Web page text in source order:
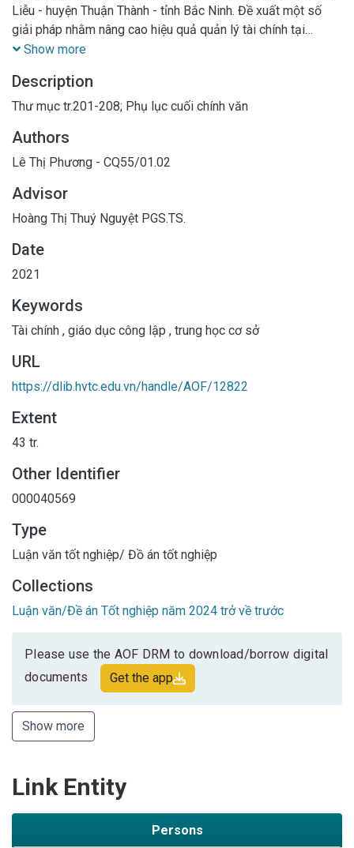
Liễu - huyện Thuận Thành - tỉnh Bắc Ninh. Đề xuất một số
giải pháp nhằm nâng cao hiệu quả quản lý tài chính tại
trường trung học cơ sở Song Liễu - huyện Thuận Thành - tỉnh
Show more
Description
Thư mục tr.201-208; Phụ lục cuối chính văn
Authors
Lê Thị Phương - CQ55/01.02
Advisor
Hoàng Thị Thuý Nguyệt PGS.TS.
Date
2021
Keywords
Tài chính , giáo dục công lập , trung học cơ sở
URL
https://dlib.hvtc.edu.vn/handle/AOF/12822
Extent
43 tr.
Other Identifier
000040569
Type
Luận văn tốt nghiệp/ Đồ án tốt nghiệp
Collections
Luận văn/Đề án Tốt nghiệp năm 2024 trở về trước
Please use the AOF DRM to download/borrow digital
documents
Get the app
Show more
Link Entity
Persons